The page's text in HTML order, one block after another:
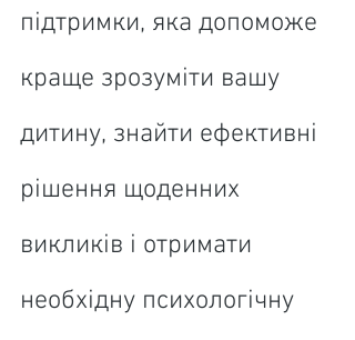
підтримки, яка допоможе
краще зрозуміти вашу
дитину, знайти ефективні
рішення щоденних
викликів і отримати
необхідну психологічну